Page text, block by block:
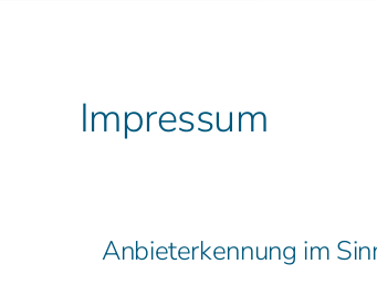
Impressum
Anbieterkennung im